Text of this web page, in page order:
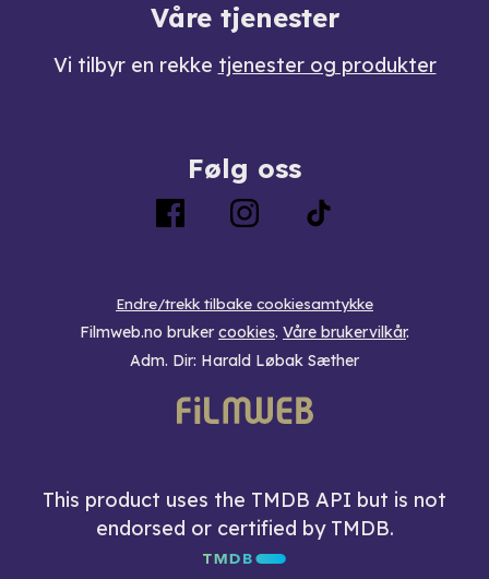
Våre tjenester
Vi tilbyr en rekke tjenester og produkter
Følg oss
Endre/trekk tilbake cookiesamtykke
Filmweb.no bruker cookies. Våre brukervilkår.
Adm. Dir: Harald Løbak Sæther
This product uses the TMDB API but is not
endorsed or certified by TMDB.